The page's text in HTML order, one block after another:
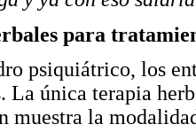
para
psiquiátrico, los
La única terapia
muestra la